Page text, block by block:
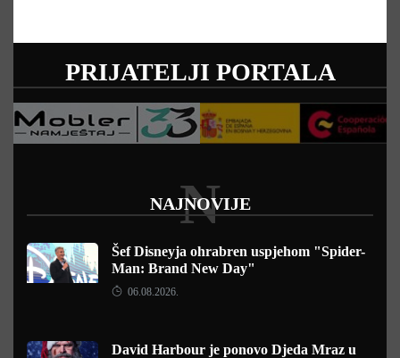
PRIJATELJI PORTALA
NAJNOVIJE
N
Šef Disneyja ohrabren uspjehom "Spider-
Man: Brand New Day"
06.08.2026.
David Harbour je ponovo Djeda Mraz u